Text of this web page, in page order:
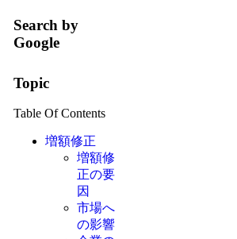
Search by
Google
Topic
Table Of Contents
増額修正
増額修
正の要
因
市場へ
の影響